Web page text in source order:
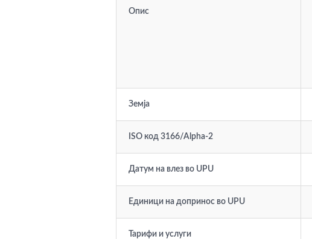
Опис
Земја
ISO код 3166/Alpha-2
Датум на влез во UPU
Единици на допринос во UPU
Тарифи и услуги